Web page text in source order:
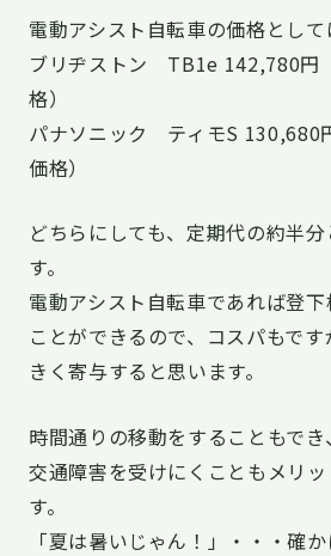
電動アシスト自転車の価格として
ブリヂストン TB1e 142,780円
格）
パナソニック ティモS 130,680
価格）
どちらにしても、定期代の約半
す。
電動アシスト自転車であれば登
ことができるので、コスパもで
きく寄与すると思います。
時間通りの移動をすることもで
交通障害を受けにくこともメリ
す。
「夏は暑いじゃん！」・・・確